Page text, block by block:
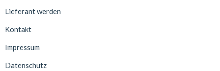
Lieferant werden
Kontakt
Impressum
Datenschutz